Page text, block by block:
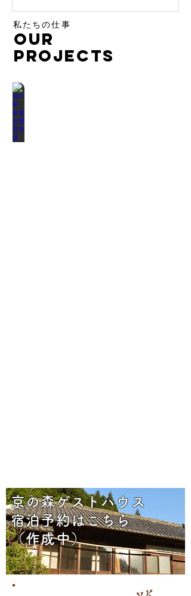
​私たちの仕事
OUR
PROJECTS
道の駅・飲食店運営支援
京の森ゲストハウス
宿泊予約はこちら
（作成中）